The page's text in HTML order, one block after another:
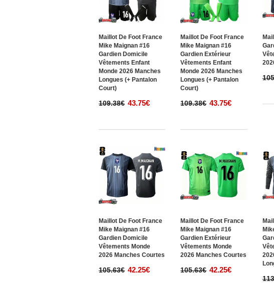
Maillot De Foot France
Mike Maignan #16
Gardien Domicile
Vêtements Enfant
Monde 2026 Manches
Longues (+ Pantalon
Court)
109.38€ 43.75€
Maillot De Foot France
Mike Maignan #16
Gardien Extérieur
Vêtements Enfant
Monde 2026 Manches
Longues (+ Pantalon
Court)
109.38€ 43.75€
Maillot De Foot France
Mike Maignan #16
Gardien Domicile
Vêtements Monde
2026 Manches Courtes
105.63€ 42.25€
Maillot De Foot France
Mike Maignan #16
Gardien Extérieur
Vêtements Monde
2026 Manches Courtes
105.63€ 42.25€